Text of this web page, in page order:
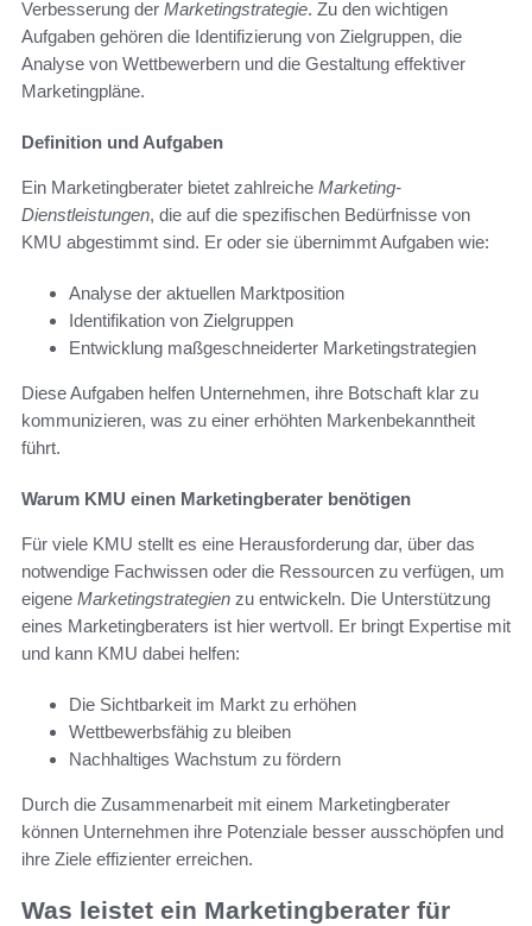
Verbesserung der Marketingstrategie. Zu den wichtigen
Aufgaben gehören die Identifizierung von Zielgruppen, die
Analyse von Wettbewerbern und die Gestaltung effektiver
Marketingpläne.
Definition und Aufgaben
Ein Marketingberater bietet zahlreiche Marketing-
Dienstleistungen, die auf die spezifischen Bedürfnisse von
KMU abgestimmt sind. Er oder sie übernimmt Aufgaben wie:
Analyse der aktuellen Marktposition
Identifikation von Zielgruppen
Entwicklung maßgeschneiderter Marketingstrategien
Diese Aufgaben helfen Unternehmen, ihre Botschaft klar zu
kommunizieren, was zu einer erhöhten Markenbekanntheit
führt.
Warum KMU einen Marketingberater benötigen
Für viele KMU stellt es eine Herausforderung dar, über das
notwendige Fachwissen oder die Ressourcen zu verfügen, um
eigene Marketingstrategien zu entwickeln. Die Unterstützung
eines Marketingberaters ist hier wertvoll. Er bringt Expertise mit
und kann KMU dabei helfen:
Die Sichtbarkeit im Markt zu erhöhen
Wettbewerbsfähig zu bleiben
Nachhaltiges Wachstum zu fördern
Durch die Zusammenarbeit mit einem Marketingberater
können Unternehmen ihre Potenziale besser ausschöpfen und
ihre Ziele effizienter erreichen.
Was leistet ein Marketingberater für